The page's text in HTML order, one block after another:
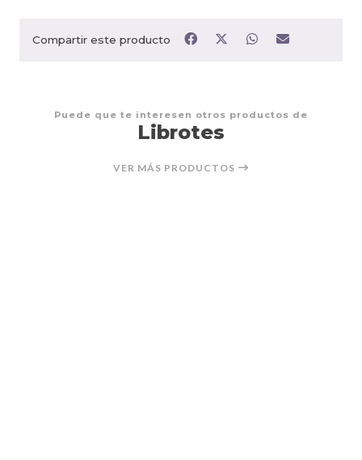
Compartir este producto
Puede que te interesen otros productos de
Librotes
VER MÁS PRODUCTOS